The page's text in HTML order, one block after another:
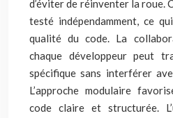
d’éviter de réinventer la roue.
testé indépendamment, ce
qualité du code. La
chaque développeur peut
spécifique sans interférer
L’approche modulaire
code claire et structurée.